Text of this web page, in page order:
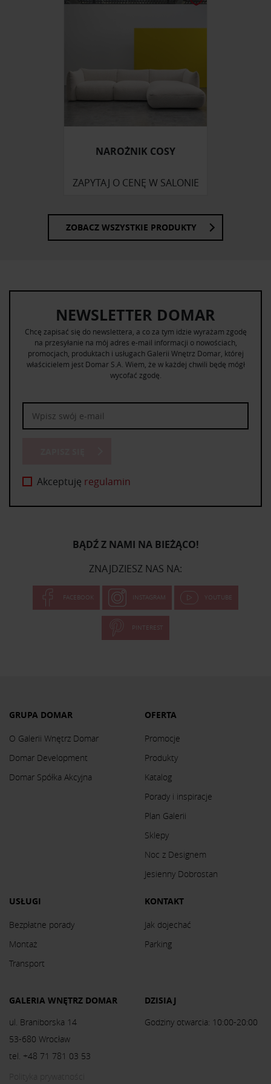
NAROŻNIK COSY
ZAPYTAJ O CENĘ W SALONIE
ZOBACZ WSZYSTKIE PRODUKTY
NEWSLETTER DOMAR
Chcę zapisać się do newslettera, a co za tym idzie wyrażam zgodę
na przesyłanie na mój adres e-mail informacji o nowościach,
promocjach, produktach i usługach Galerii Wnętrz Domar, której
właścicielem jest Domar S.A. Wiem, że w każdej chwili będę mógł
wycofać zgodę.
Akceptuję regulamin
BĄDŹ Z NAMI NA BIEŻĄCO!
ZNAJDZIESZ NAS NA:
FACEBOOK INSTAGRAM YOUTUBE
PINTEREST
GRUPA DOMAR
O Galerii Wnętrz Domar
Domar Development
Domar Spółka Akcyjna
OFERTA
Promocje
Produkty
Katalog
Porady i inspiracje
Plan Galerii
Sklepy
Noc z Designem
Jesienny Dobrostan
USŁUGI
Bezpłatne porady
Montaż
Transport
KONTAKT
Jak dojechać
Parking
GALERIA WNĘTRZ DOMAR
ul. Braniborska 14
53-680 Wrocław
tel. +48 71 781 03 53
DZISIAJ
Godziny otwarcia: 10:00-20:00